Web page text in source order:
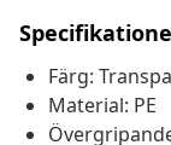
Färg:
Material: PE